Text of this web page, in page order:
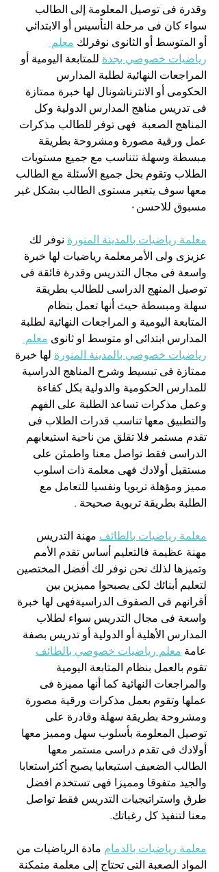
وقدرة فى توصيل المعلومة إلى الطالب
سواء كان فى مرحلة التأسيس أو الابتدائي
أو المتوسط أو الثانوى نوفرلك معلم
رياضيات خصوصي بجدة للمتابعة اليومية أو
المراجعات النهائية لطلبة المدارس
الحكومى أو الانترناشونال لها خبرة ممتازة
فى تدريس مناهج المدارس الدولية وكل
المناهج الصعبة  فهى توفر للطالب مذكرات
عمل ورقية مصورة ومشروحة بطريقة
مبسطة وسهلة تتناسب مع جميع مستويات
الطلاب وتقوم بحل جميع الأسئلة مع الطالب
معها سوف يتغير مستوى الطالب بشكل غير
مسبوق للاحسن٠
معلمة رياضيات بالمدينة المنورة نوفر لك
عزيزى ولى الأمرمعلمة رياضيات لها خبرة
واسعة فى مجال التدريس وقدرة فائقة فى
توصيل المنهج الدراسى للطالب بطريقة
سهلة ومبسطة حيث أنها تعمل بنظام
المتابعة اليومية و المراجعات النهائية لطلبة
المدارس ابتدائى او متوسط او ثانوى معلم
رياضيات خصوصي بالمدينة المنورة لها خبرة
ممتازة فى تبسيط وشرح المناهج الدراسية
للمدارس الحكومية والدولية بكل كفاءة
وعمل مذكرات تساعد الطلبة على الفهم
والتطبيق معها تناسب قدرات الطلاب فى
تقدم مستمر فلا تقلق من ناحية استيعابهم
الدراسى فقط تواصل معنا واطمئن على
مستقبل أولادك فهى معلمة ذات اسلوب
مميز ومؤهلة تربويا ونفسيا للتعامل مع
الطلبة بطريقة تربوية صحيحة .
معلمة رياضيات بالطائف مهنة التدريس
مهنة عظيمة فالتعليم أساس تقدم الأمم
وتميزها لذلك نحن نوفر لك أفضل المختصين
لتعليم أبنائك لكى يصبحوا مميزين بين
أقرانهم فى الصفوف الدراسيةفهى لها خبرة
واسعة فى مجال التدريس سواء لطلاب
المدارس الأهلية أو الدولية أو تدريس بصفة
عامة معلم رياضيات خصوصي بالطائف
تقوم بالعمل بنظام المتابعة اليومية
والمراجعات النهائية كما أنها مميزة فى
عملها وتقوم بعمل مذكرات ورقية مصورة
ومشروحة بطريقة سهلة وقادرة على
توصيل المعلومة بأسلوب سهل ومميز معها
أولادك فى تقدم دراسى مستمر معها
الطالب الضعيف استيعابيا يصبح أكثراستعابا
والجيد متفوقا ومميزا فهى تستخدم افضل
طرق واستراتيجيات التدريس فقط تواصل
معنا لتنفيذ كل رغباتك.
معلمة رياضيات بالدمام مادة الرياضيات من
المواد الصعبة التى تحتاج إلى معلمة متمكنة